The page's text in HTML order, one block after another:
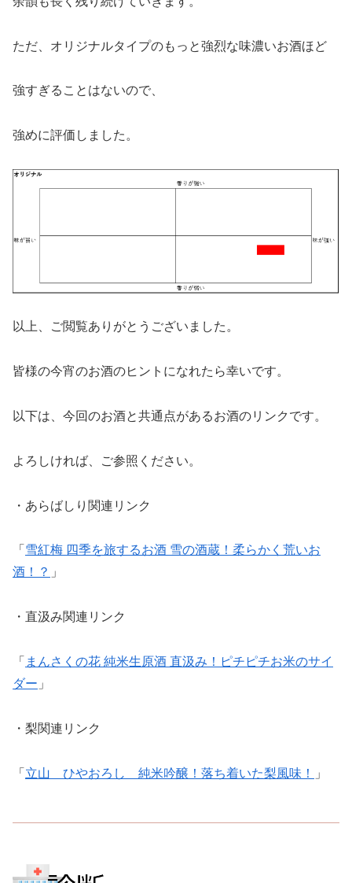
ただ、オリジナルタイプのもっと強烈な味濃いお酒ほど
強すぎることはないので、
強めに評価しました。
以上、ご閲覧ありがとうございました。
皆様の今宵のお酒のヒントになれたら幸いです。
以下は、今回のお酒と共通点があるお酒のリンクです。
よろしければ、ご参照ください。
・あらばしり関連リンク
「 雪紅梅 四季を旅するお酒 雪の酒蔵！柔らかく荒いお
酒！？ 」
・直汲み関連リンク
「 まんさくの花 純米生原酒 直汲み！ピチピチお米のサイ
ダー 」
・梨関連リンク
「 立山 ひやおろし 純米吟醸！落ち着いた梨風味！ 」